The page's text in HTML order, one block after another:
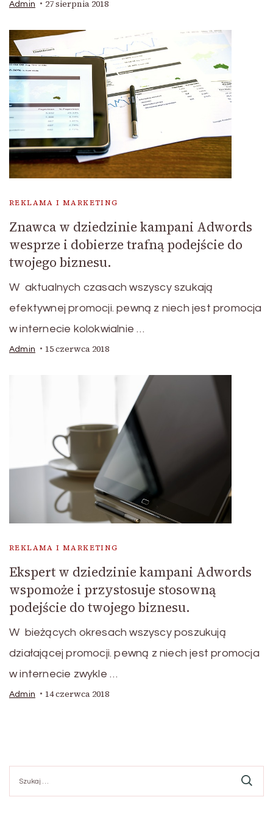
Admin 27 sierpnia 2018
REKLAMA I MARKETING
Znawca w dziedzinie kampani Adwords
wesprze i dobierze trafną podejście do
twojego biznesu.
W aktualnych czasach wszyscy szukają
efektywnej promocji. pewną z niech jest promocja
w internecie kolokwialnie …
Admin 15 czerwca 2018
REKLAMA I MARKETING
Ekspert w dziedzinie kampani Adwords
wspomoże i przystosuje stosowną
podejście do twojego biznesu.
W bieżących okresach wszyscy poszukują
działającej promocji. pewną z niech jest promocja
w internecie zwykle …
Admin 14 czerwca 2018